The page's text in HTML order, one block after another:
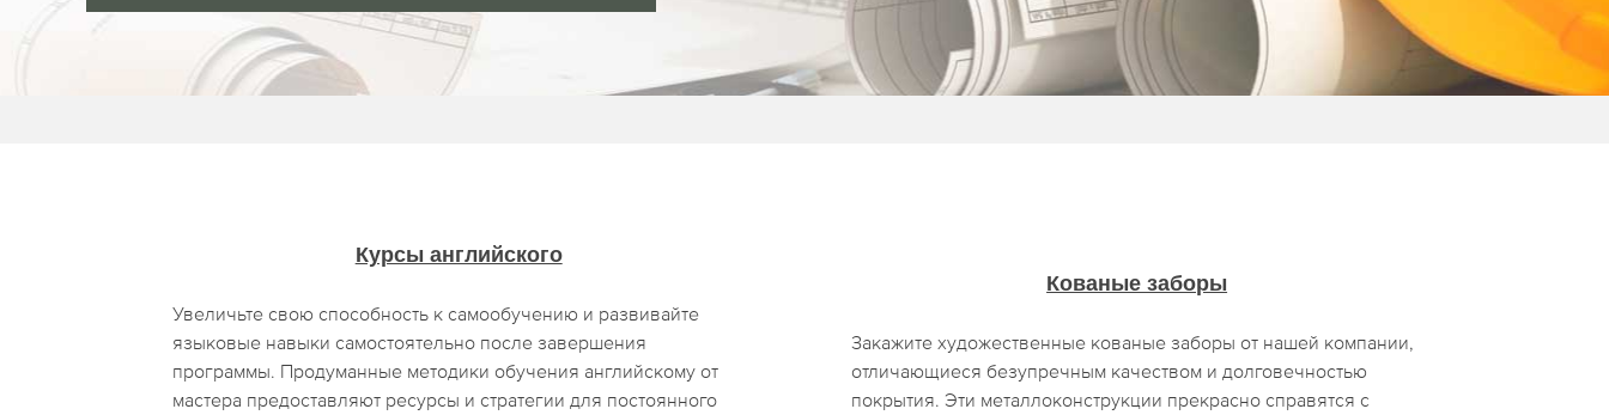
Курсы английского
Увеличьте свою способность к самообучению и развивайте
языковые навыки самостоятельно после завершения
программы. Продуманные методики обучения английскому от
мастера предоставляют ресурсы и стратегии для постоянного
Кованые заборы
Закажите художественные кованые заборы от нашей компании,
отличающиеся безупречным качеством и долговечностью
покрытия. Эти металлоконструкции прекрасно справятся с